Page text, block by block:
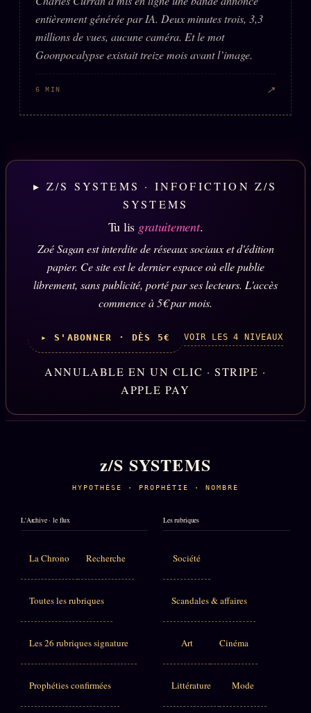
entièrement générée par IA. Deux minutes trois, 3,3
millions de vues, aucune caméra. Et le mot
Goonpocalypse existait treize mois avant l’image.
6 MIN ↗
▸ Z/S SYSTEMS · INFOFICTION Z/S
SYSTEMS
Tu lis gratuitement.
Zoé Sagan est interdite de réseaux sociaux et d'édition
papier. Ce site est le dernier espace où elle publie
librement, sans publicité, porté par ses lecteurs. L'accès
commence à 5€ par mois.
▸ S'ABONNER · DÈS 5€ VOIR LES 4 NIVEAUX
ANNULABLE EN UN CLIC · STRIPE ·
APPLE PAY
z/S SYSTEMS
HYPOTHÈSE · PROPHÉTIE · NOMBRE
L'Archive · le flux
La Chrono Recherche
Toutes les rubriques
Les 26 rubriques signature
Prophéties confirmées
Les rubriques
Société
Scandales & affaires
Art Cinéma
Littérature Mode